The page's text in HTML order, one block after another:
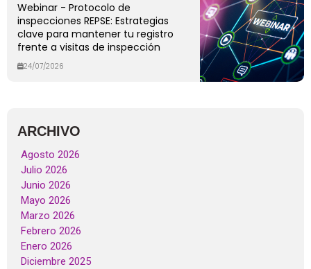
Webinar - Protocolo de
inspecciones REPSE: Estrategias
clave para mantener tu registro
frente a visitas de inspección
24/07/2026
ARCHIVO
Agosto 2026
Julio 2026
Junio 2026
Mayo 2026
Marzo 2026
Febrero 2026
Enero 2026
Diciembre 2025